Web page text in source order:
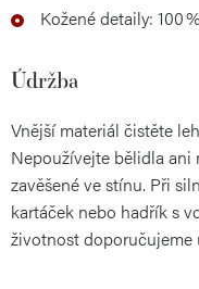
Kožené detaily: 100
Údržba
Vnější materiál čistěte
Nepoužívejte bělidla ani
zavěšené ve stínu. Při
kartáček nebo hadřík s
životnost doporučujeme